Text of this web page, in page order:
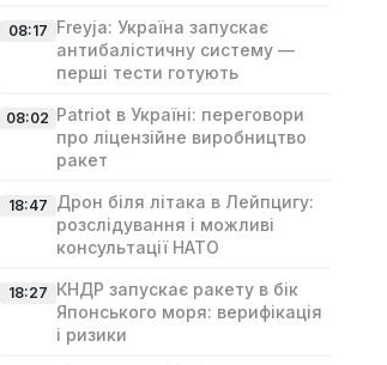
08:17 Freyja: Україна запускає
антибалістичну систему —
перші тести готують
08:02 Patriot в Україні: переговори
про ліцензійне виробництво
ракет
18:47 Дрон біля літака в Лейпцигу:
розслідування і можливі
консультації НАТО
18:27 КНДР запускає ракету в бік
Японського моря: верифікація
і ризики